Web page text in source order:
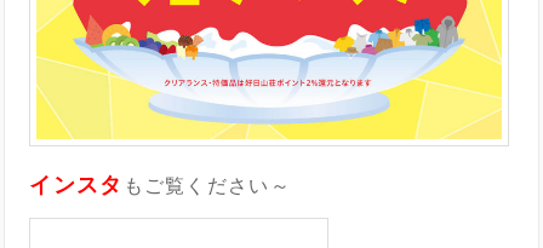
インスタ もご覧ください～